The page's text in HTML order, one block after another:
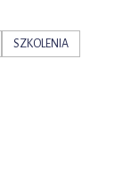
SZKOLENIA